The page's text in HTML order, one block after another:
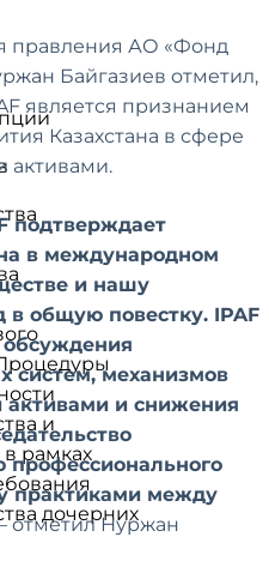
и
рамках
дочерних
правления АО «Фонд
Байгазиев отметил,
является признанием
Казахстана в сфере
активами.
подтверждает
в международном
и нашу
в общую повестку. IPAF
систем, механизмов
активами и снижения
профессионального
практиками между
отметил Нуржан